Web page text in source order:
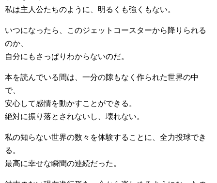
私は主人公たちのように、明るくも強くもない。
いつになったら、このジェットコースターから降りられる
のか、
自分にもさっぱりわからないのだ。
本を読んでいる間は、一分の隙もなく作られた世界の中
で、
安心して感情を動かすことができる。
絶対に振り落とされないし、壊れない。
私の知らない世界の数々を体験することに、全力投球でき
る。
最高に幸せな瞬間の連続だった。